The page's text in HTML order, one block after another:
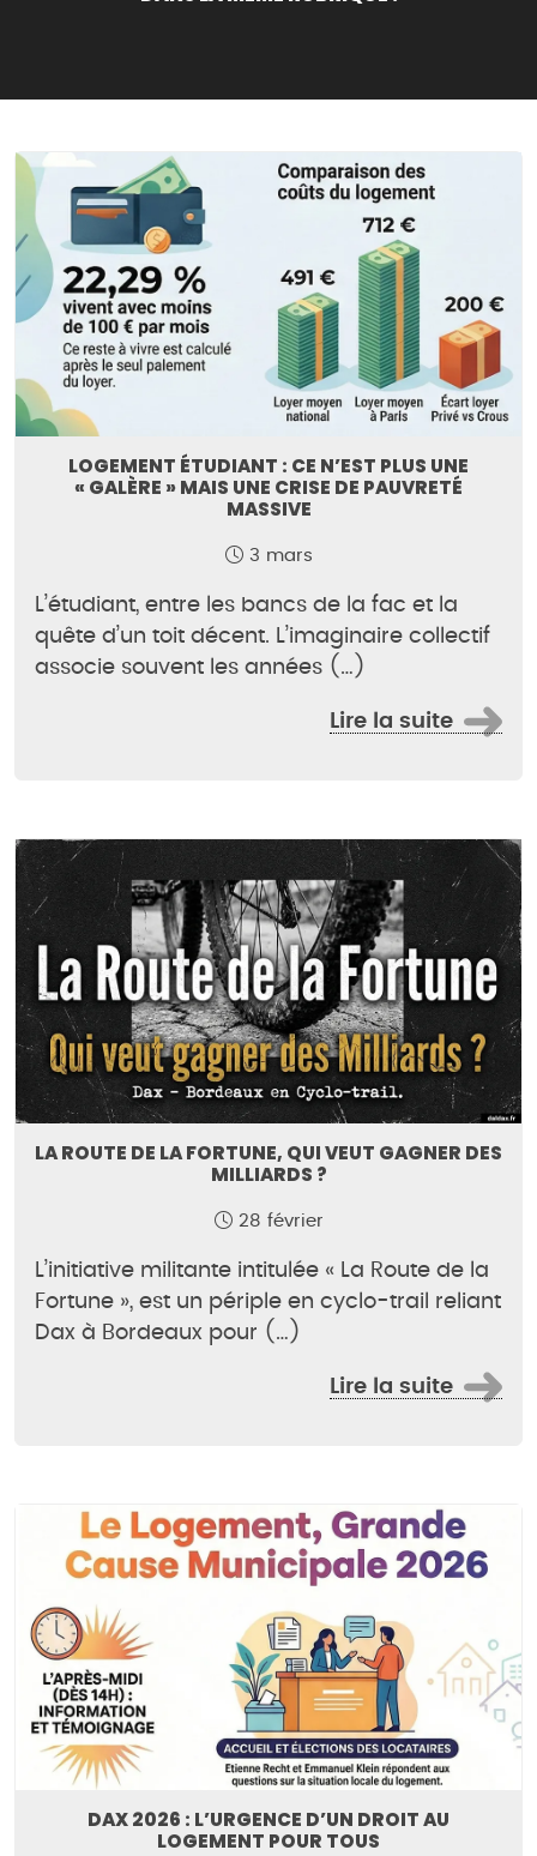
LOGEMENT ÉTUDIANT : CE N’EST PLUS UNE
« GALÈRE » MAIS UNE CRISE DE PAUVRETÉ
MASSIVE
3 mars
L’étudiant, entre les bancs de la fac et la
quête d’un toit décent. L’imaginaire collectif
associe souvent les années (…)
Lire la suite
LA ROUTE DE LA FORTUNE, QUI VEUT GAGNER DES
MILLIARDS ?
28 février
L’initiative militante intitulée « La Route de la
Fortune », est un périple en cyclo-trail reliant
Dax à Bordeaux pour (…)
Lire la suite
DAX 2026 : L’URGENCE D’UN DROIT AU
LOGEMENT POUR TOUS